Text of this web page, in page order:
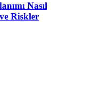
Nasıl
Riskler